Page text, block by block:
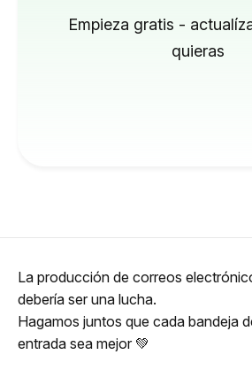
Empieza gratis -
quieras
La producción de correos
debería ser una lucha.
Hagamos juntos que cada bandeja
entrada sea mejor 💚